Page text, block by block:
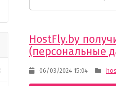
HostFly.by
(персональные
06/03/2024 15:04